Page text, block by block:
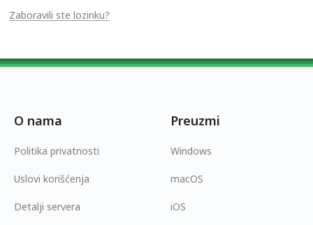
Zaboravili ste lozinku?
O nama
Politika privatnosti
Uslovi korišćenja
Detalji servera
Preuzmi
Windows
macOS
iOS